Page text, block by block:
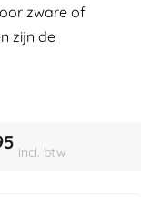
zware of
zijn de
incl. btw